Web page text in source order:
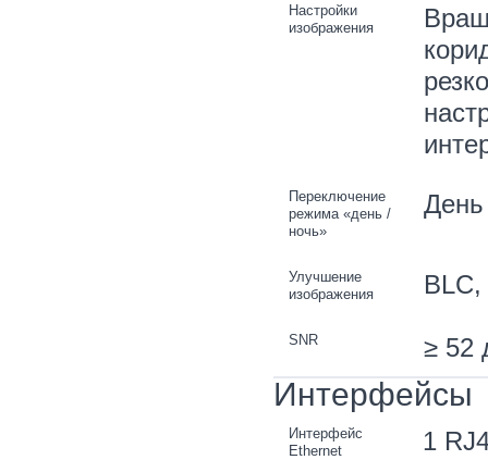
Настройки
изображения
Переключение
режима «день /
ночь»
Улучшение
изображения
SNR ≥ 52
Интерфейсы
Интерфейс
Ethernet
1